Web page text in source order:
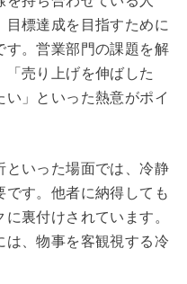
目標達成を目指すために
す。営業部門の課題を解
売り上げを伸ばした
」といった熱意がポイ
といった場面では、冷静
です。他者に納得しても
裏付けされています。
は、物事を客観視する冷